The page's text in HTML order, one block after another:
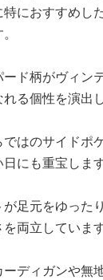
におすすめし
ド柄がヴィン
る個性を演出し
はのサイドポ
にも重宝します
足元をゆった
両立しています
ディガンや無